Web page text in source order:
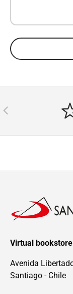
Previous
Virtual
Avenida
Santiago - Chile